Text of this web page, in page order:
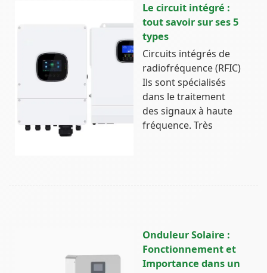
Le circuit intégré :
tout savoir sur ses 5
types
Circuits intégrés de
radiofréquence (RFIC)
Ils sont spécialisés
dans le traitement
des signaux à haute
fréquence. Très
Onduleur Solaire :
Fonctionnement et
Importance dans un